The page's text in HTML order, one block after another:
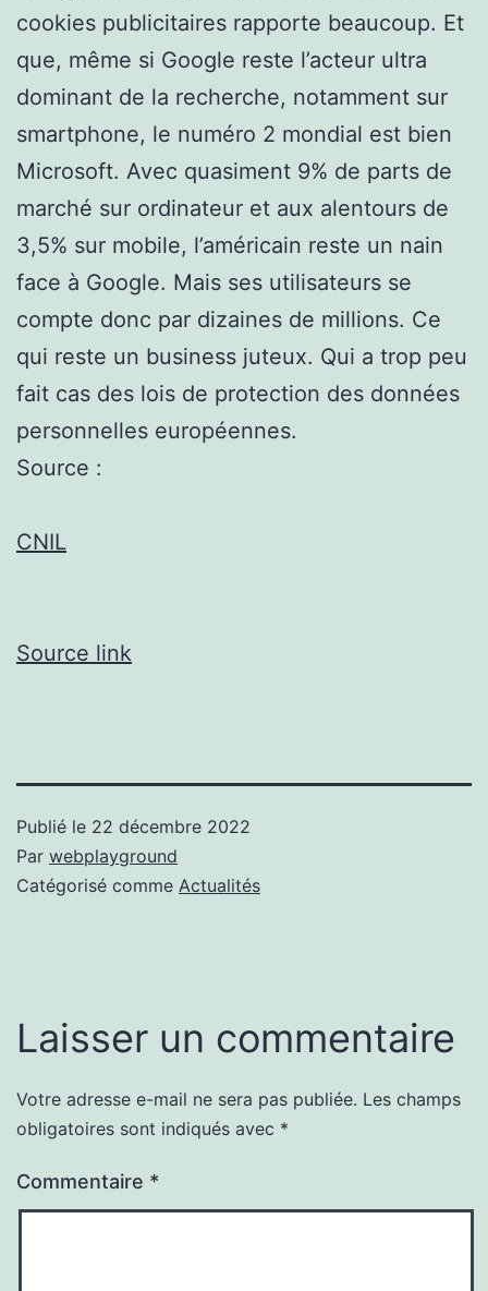
cookies publicitaires rapporte beaucoup. Et
que, même si Google reste l’acteur ultra
dominant de la recherche, notamment sur
smartphone, le numéro 2 mondial est bien
Microsoft. Avec quasiment 9% de parts de
marché sur ordinateur et aux alentours de
3,5% sur mobile, l’américain reste un nain
face à Google. Mais ses utilisateurs se
compte donc par dizaines de millions. Ce
qui reste un business juteux. Qui a trop peu
fait cas des lois de protection des données
personnelles européennes.
Source :
CNIL
Source link
Publié le 22 décembre 2022
Par webplayground
Catégorisé comme Actualités
Laisser un commentaire
Votre adresse e-mail ne sera pas publiée. Les champs
obligatoires sont indiqués avec *
Commentaire *